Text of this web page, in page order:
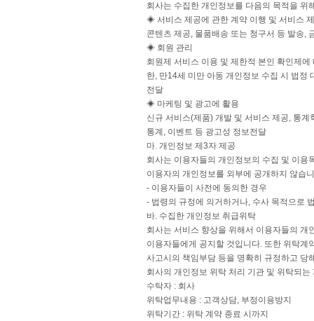
회사는 수집한 개인정보를 다음의 목적을 위
◈ 서비스 제공에 관한 계약 이행 및 서비스
콘텐츠 제공, 물품배송 또는 청구서 등 발송,
◈ 회원 관리
회원제 서비스 이용 및 제한적 본인 확인제
한, 만14세 미만 아동 개인정보 수집 시 법정
전달
◈ 마케팅 및 광고에 활용
신규 서비스(제품) 개발 및 서비스 제공, 통
통계, 이벤트 등 광고성 정보전달
마. 개인정보 제3자 제공
회사는 이용자들의 개인정보의 수집 및 이
이용자의 개인정보를 외부에 공개하지 않습
- 이용자들이 사전에 동의한 경우
- 법령의 규정에 의거하거나, 수사 목적으로
바. 수집한 개인정보 취급위탁
회사는 서비스 향상을 위해서 이용자들의
이용자들에게 공지할 것입니다. 또한 위탁
사고시의 책임부담 등을 명확히 규정하고
회사의 개인정보 위탁 처리 기관 및 위탁되
수탁자 : 회사
위탁업무내용 : 고객상담, 부정이용방지
위탁기간 : 위탁 계약 종료 시까지